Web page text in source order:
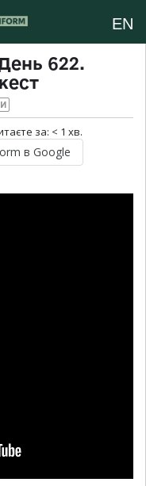
EN
622.
за: < 1 хв.
в Google